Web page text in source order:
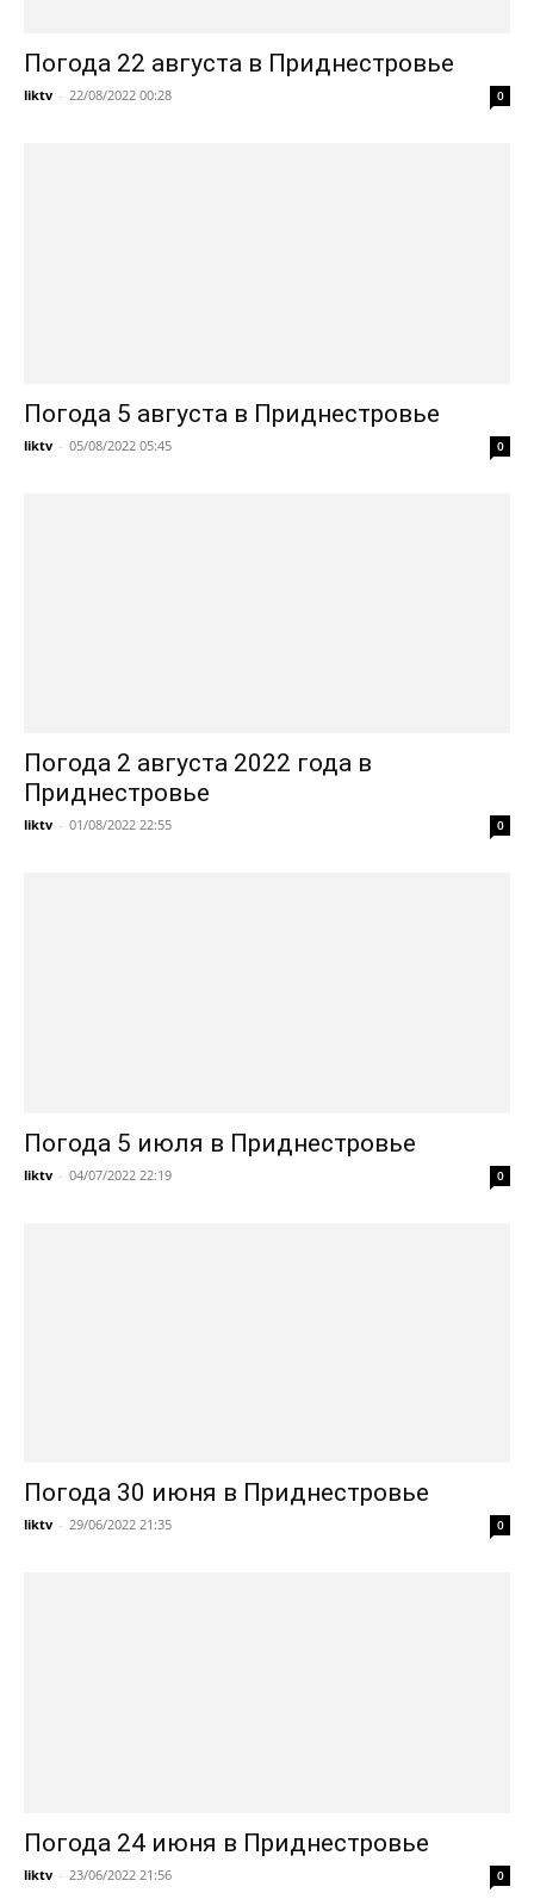
Погода 22 августа в Приднестровье
liktv - 22/08/2022 00:28 0
Погода 5 августа в Приднестровье
liktv - 05/08/2022 05:45 0
Погода 2 августа 2022 года в
Приднестровье
liktv - 01/08/2022 22:55 0
Погода 5 июля в Приднестровье
liktv - 04/07/2022 22:19 0
Погода 30 июня в Приднестровье
liktv - 29/06/2022 21:35 0
Погода 24 июня в Приднестровье
liktv - 23/06/2022 21:56 0